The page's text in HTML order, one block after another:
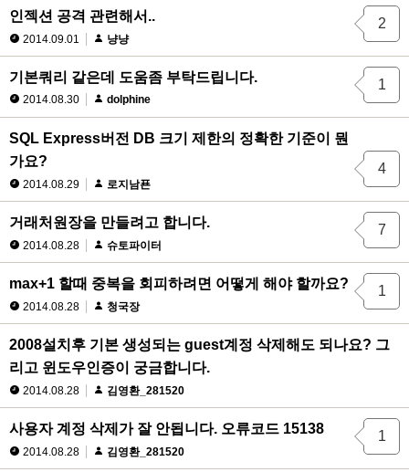
인젝션 공격 관련해서..
2014.09.01 냥냥
2
기본쿼리 같은데 도움좀 부탁드립니다.
2014.08.30 dolphine
1
SQL Express버전 DB 크기 제한의 정확한 기준이 뭔
가요?
2014.08.29 로지남푠
4
거래처원장을 만들려고 합니다.
2014.08.28 슈토파이터
7
max+1 할때 중복을 회피하려면 어떻게 해야 할까요?
2014.08.28 청국장
1
2008설치후 기본 생성되는 guest계정 삭제해도 되나요? 그
리고 윈도우인증이 궁금합니다.
2014.08.28 김영환_281520
사용자 계정 삭제가 잘 안됩니다. 오류코드 15138
2014.08.28 김영환_281520
1